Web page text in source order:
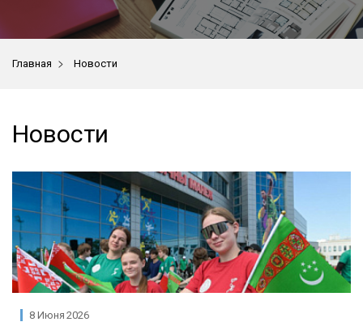
Главная > Новости
Новости
8 Июня 2026